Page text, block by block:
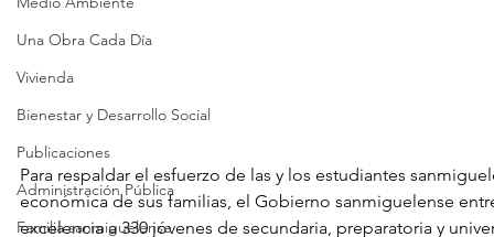
Una Obra Cada Día
Vivienda
Bienestar y Desarrollo Social
Publicaciones
Administración Pública
Familia sanmiguelense
Para respaldar el esfuerzo de las y los estudiantes
económica de sus familias, el Gobierno sanmiguelense
excelencia a 330 jóvenes de secundaria, preparatoria y